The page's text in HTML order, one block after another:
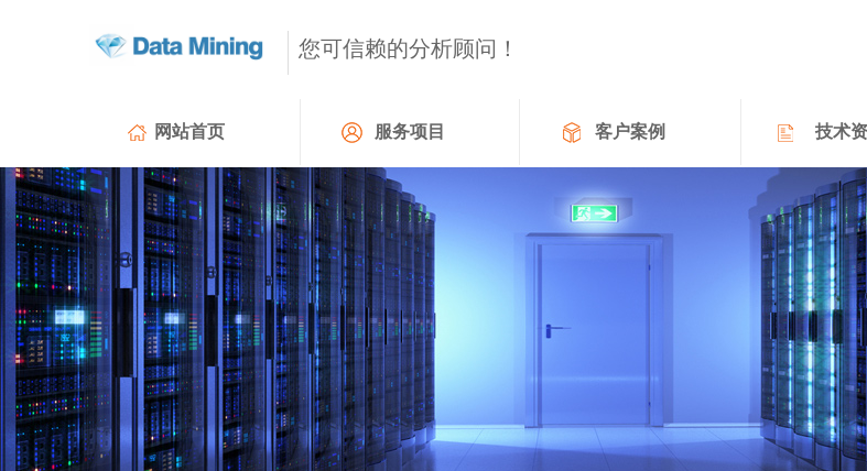
您可信赖的分析顾问 ！
网站首页 服务项目 客户案例 技术